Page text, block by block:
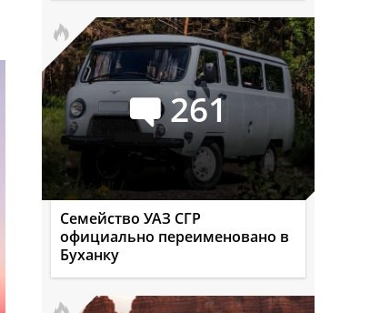
261
Семейство УАЗ СГР
официально переименовано в
Буханку